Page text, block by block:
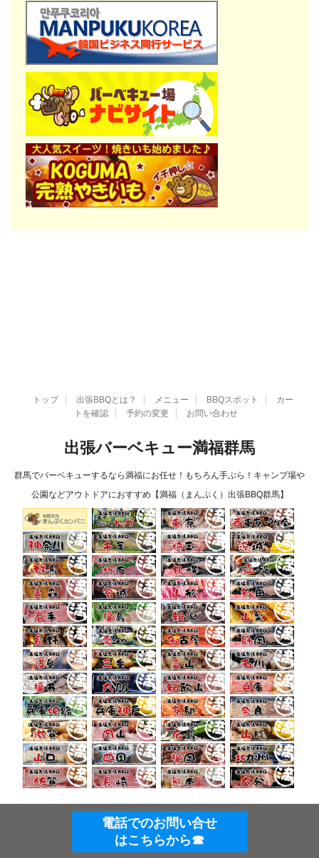
トップ 出張BBQとは？ メニュー BBQスポット
カー
トを確認
予約の変更 お問い合わせ
出張バーベキュー満福群馬
群馬でバーベキューするなら満福にお任せ！もちろん手ぶら！キャンプ場や
公園などアウトドアにおすすめ【満福（まんぷく）出張BBQ群馬】
電話でのお問い合せ
はこちらから☎
Copyright© 出張バーベキュー満福群馬 , 2026 All Rights Reserved.